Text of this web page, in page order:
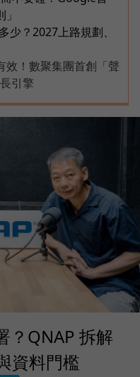
少？2027上路規劃、
效！數聚集團首創「聲
引擎
？QNAP 拆解
資料門檻